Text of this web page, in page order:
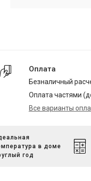
Оплата
Безналичный
Оплата частями
Все варианты
в доме
год